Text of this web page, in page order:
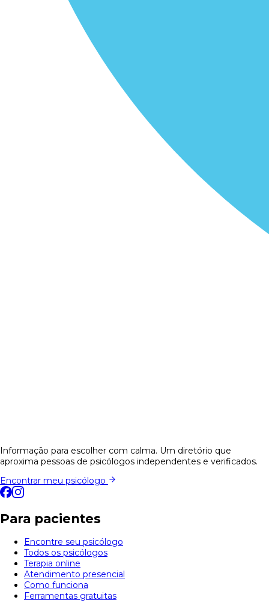
Informação para escolher com calma. Um diretório que
aproxima pessoas de psicólogos independentes e verificados.
Encontrar meu psicólogo
Para pacientes
Encontre seu psicólogo
Todos os psicólogos
Terapia online
Atendimento presencial
Como funciona
Ferramentas gratuitas